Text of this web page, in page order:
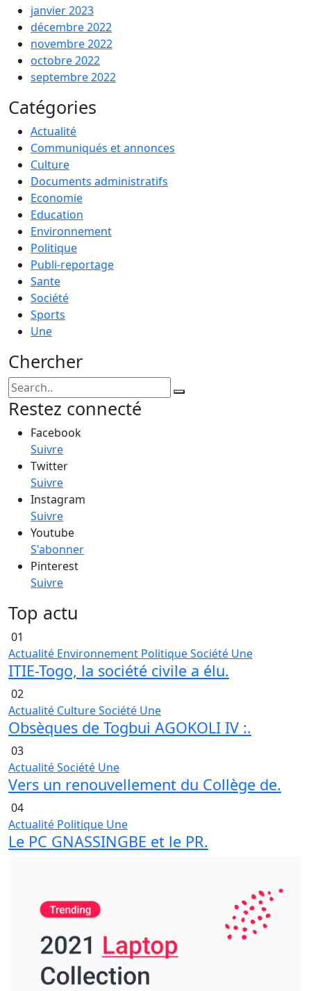
janvier 2023
décembre 2022
novembre 2022
octobre 2022
septembre 2022
Catégories
Actualité
Communiqués et annonces
Culture
Documents administratifs
Economie
Education
Environnement
Politique
Publi-reportage
Sante
Société
Sports
Une
Chercher
Restez connecté
Facebook
Suivre
Twitter
Suivre
Instagram
Suivre
Youtube
S'abonner
Pinterest
Suivre
Top actu
01
Actualité Environnement PolitiqueSociété Une
ITIE-Togo, la société civile a élu.
02
Actualité CultureSociété Une
Obsèques de Togbui AGOKOLI IV :.
03
ActualitéSociété Une
Vers un renouvellement du Collège de.
04
Actualité Politique Une
Le PC GNASSINGBE et le PR.